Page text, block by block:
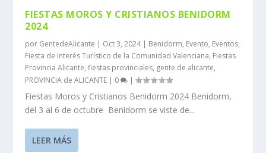
FIESTAS MOROS Y CRISTIANOS BENIDORM
2024
por GentedeAlicante Oct 3, 2024| Benidorm, Evento, Eventos,
Fiesta de Interés Turístico de la Comunidad Valenciana, Fiestas
Provincia Alicante,fiestas provinciales, gente de alicante,
PROVINCIA de ALICANTE
0 |
Fiestas Moros y Cristianos Benidorm 2024 Benidorm,
del 3 al 6 de octubre Benidorm se viste de...
LEER MÁS